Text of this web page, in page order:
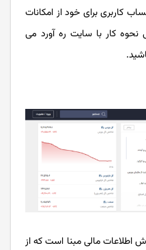
کاربری برای خود از امکانات
نحوه کار با سایت ره آورد می
اطلاعات مالی مبنا است که از